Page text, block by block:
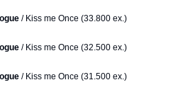
/ Kiss me Once (33.800 ex.)
/ Kiss me Once (32.500 ex.)
/ Kiss me Once (31.500 ex.)